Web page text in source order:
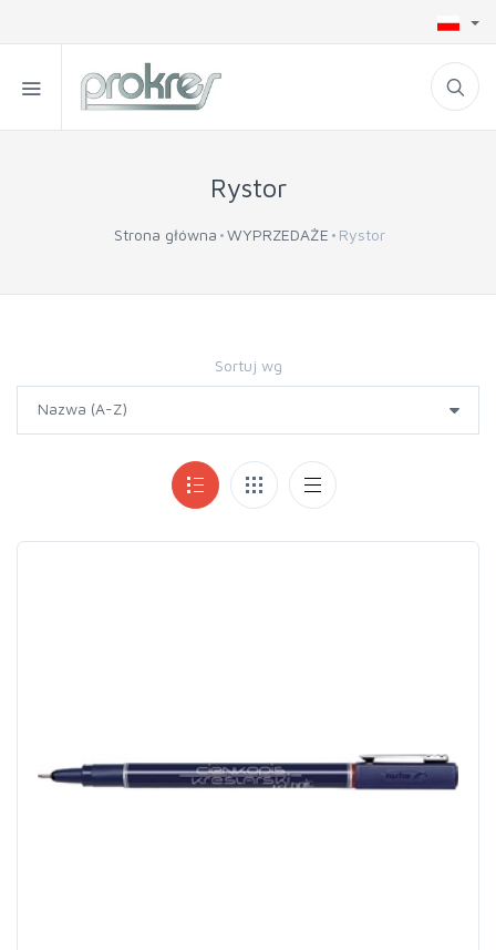
Rystor
Strona główna WYPRZEDAŻE Rystor
Sortuj wg